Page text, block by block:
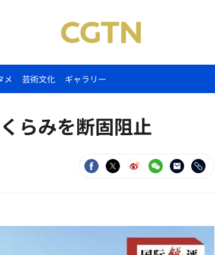
メ 芸術文化 ギャラリー
らみを断固阻止